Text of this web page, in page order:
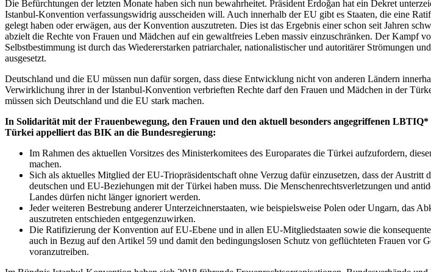
Die Befürchtungen der letzten Monate haben sich nun bewahrheitet. Präsident Erdoğan hat ein Dekret
Istanbul-Konvention verfassungswidrig ausscheiden will. Auch innerhalb der EU gibt es Staaten, die eine
gelegt haben oder erwägen, aus der Konvention auszutreten. Dies ist das Ergebnis einer schon seit Jahren
abzielt die Rechte von Frauen und Mädchen auf ein gewaltfreies Leben massiv einzuschränken. Der Kampf
Selbstbestimmung ist durch das Wiedererstarken patriarchaler, nationalistischer und autoritärer Strömungen
ausgesetzt.
Deutschland und die EU müssen nun dafür sorgen, dass diese Entwicklung nicht von anderen Ländern
Verwirklichung ihrer in der Istanbul-Konvention verbrieften Rechte darf den Frauen und Mädchen in der
müssen sich Deutschland und die EU stark machen.
In Solidarität mit der Frauenbewegung, den Frauen und den aktuell besonders angegriffenen
Türkei appelliert das BIK an die Bundesregierung:
Im Rahmen des aktuellen Vorsitzes des Ministerkomitees des Europarates die Türkei aufzufordern,
machen.
Sich als aktuelles Mitglied der EU-Triopräsidentschaft ohne Verzug dafür einzusetzen, dass der Austritt
deutschen und EU-Beziehungen mit der Türkei haben muss. Die Menschenrechtsverletzungen und
Landes dürfen nicht länger ignoriert werden.
Jeder weiteren Bestrebung anderer Unterzeichnerstaaten, wie beispielsweise Polen oder Ungarn, das
auszutreten entschieden entgegenzuwirken.
Die Ratifizierung der Konvention auf EU-Ebene und in allen EU-Mitgliedstaaten sowie die
auch in Bezug auf den Artikel 59 und damit den bedingungslosen Schutz von geflüchteten Frauen vor
voranzutreiben.